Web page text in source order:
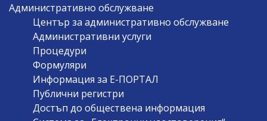
Административно обслужване
Център за административно обслужване
Административни услуги
Процедури
Формуляри
Информация за Е-ПОРТАЛ
Публични регистри
Достъп до обществена информация